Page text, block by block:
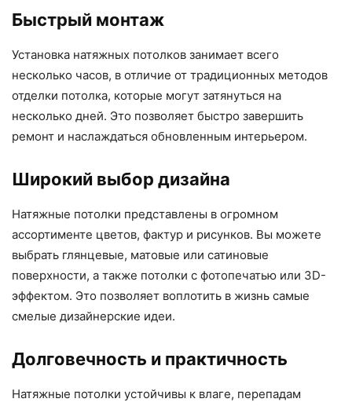
Быстрый монтаж
Установка натяжных потолков занимает всего
несколько часов, в отличие от традиционных методов
отделки потолка, которые могут затянуться на
несколько дней. Это позволяет быстро завершить
ремонт и наслаждаться обновленным интерьером.
Широкий выбор дизайна
Натяжные потолки представлены в огромном
ассортименте цветов, фактур и рисунков. Вы можете
выбрать глянцевые, матовые или сатиновые
поверхности, а также потолки с фотопечатью или 3D-
эффектом. Это позволяет воплотить в жизнь самые
смелые дизайнерские идеи.
Долговечность и практичность
Натяжные потолки устойчивы к влаге, перепадам